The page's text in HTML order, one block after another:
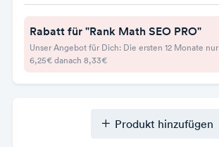
Rabatt für "Rank Math SEO PRO"
Unser Angebot für Dich: Die ersten 12 Monate nur
6,25€ danach 8,33€
Produkt hinzufügen